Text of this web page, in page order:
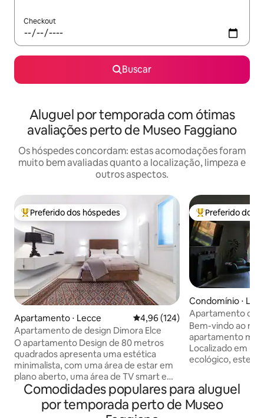
Checkout
Buscar
Aluguel por temporada com ótimas
avaliações perto de Museo Faggiano
Os hóspedes concordam: estas acomodações foram
muito bem avaliadas quanto a localização, limpeza e
outros aspectos.
Entre os melhores preferidos dos hóspedes
Preferido dos hóspedes
Apartamento ⋅ Lecce 4,96 de uma avaliação média de
4,96 (124)
Apartamento de design Dimora Elce
O apartamento Design de 80 metros
quadrados apresenta uma estética
minimalista, com uma área de estar em
plano aberto, uma área de TV smart e
um canto de leitura. O quarto tem o
segundo banheiro. A casa, que é
iluminada em todos os cômodos, tem
Entre os
Preferido dos
Condomínio ⋅
Apartamento
Nabolux em
Bem-vindo ao
apartamento
Localizado em
ecológico, este
de uma grande
cozinha
quartos
Comodidades populares para aluguel
por temporada perto de Museo